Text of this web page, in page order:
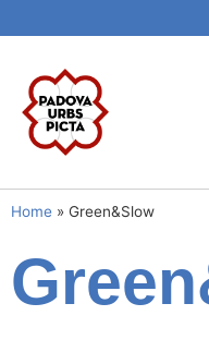
Home » Green&Slow